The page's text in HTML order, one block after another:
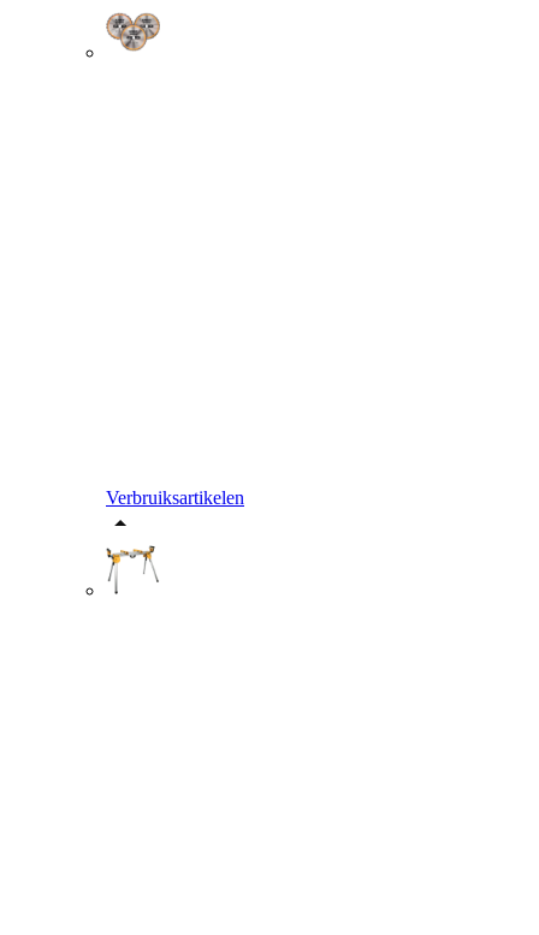
Verbruiksartikelen